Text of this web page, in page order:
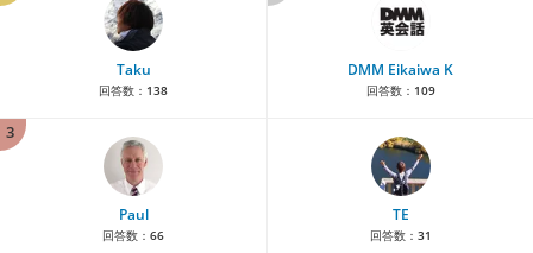
Taku
回答数： 138
DMM Eikaiwa K
回答数： 109
3
Paul
回答数： 66
TE
回答数： 31